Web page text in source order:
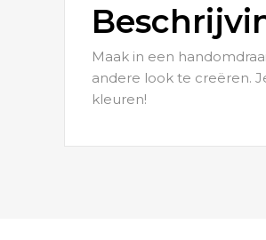
Maak in een
andere look te creëren.
kleuren!